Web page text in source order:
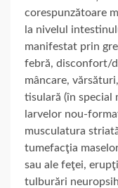
corespunzătoare
la nivelul
manifestat prin
febră, disconfort/
mâncare,
tisulară (în special
larvelor nou-
musculatura
tumefacţia
sau ale feţei,
tulburări